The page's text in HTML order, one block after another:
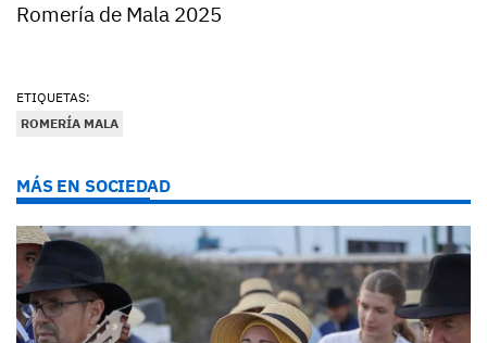
Romería de Mala 2025
ETIQUETAS:
ROMERÍA MALA
MÁS EN SOCIEDAD